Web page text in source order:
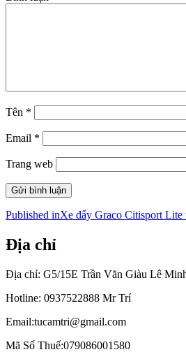
Tên *
Email *
Trang web
Điều
hướng
bài
viết
Published inXe đẩy Graco Citisport
Địa chỉ
Địa chỉ: G5/15E Trần Văn Giàu Lê
Hotline: 0937522888 Mr Trí
Email:tucamtri@gmail.com
Mã Số Thuế:079086001580